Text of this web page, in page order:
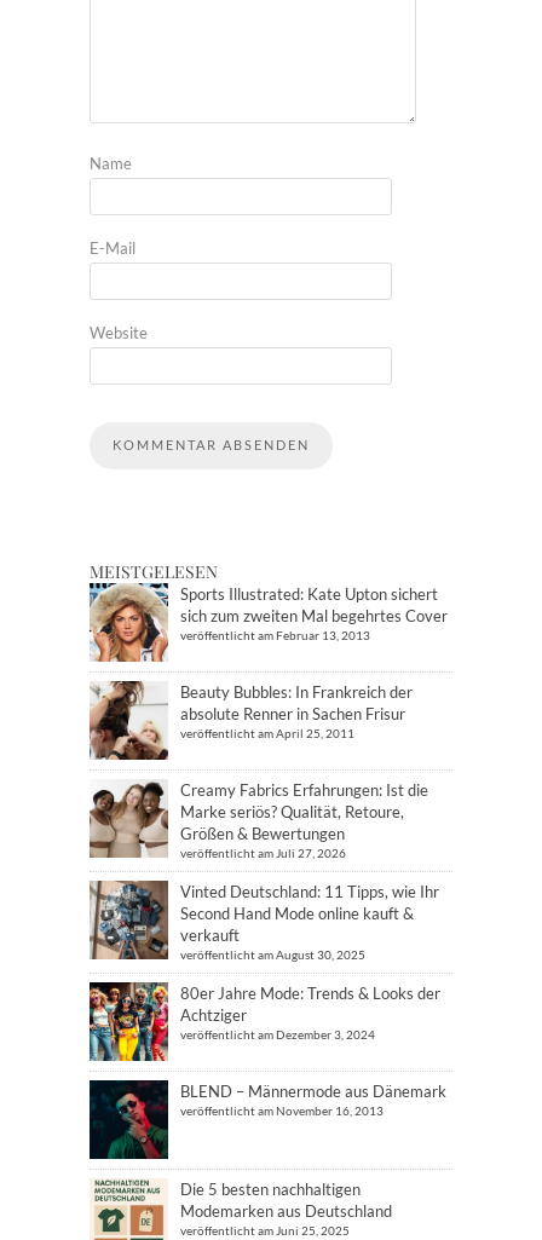
Name
E-Mail
Website
MEISTGELESEN
Sports Illustrated: Kate Upton sichert
sich zum zweiten Mal begehrtes Cover
veröffentlicht am Februar 13, 2013
Beauty Bubbles: In Frankreich der
absolute Renner in Sachen Frisur
veröffentlicht am April 25, 2011
Creamy Fabrics Erfahrungen: Ist die
Marke seriös? Qualität, Retoure,
Größen & Bewertungen
veröffentlicht am Juli 27, 2026
Vinted Deutschland: 11 Tipps, wie Ihr
Second Hand Mode online kauft &
verkauft
veröffentlicht am August 30, 2025
80er Jahre Mode: Trends & Looks der
Achtziger
veröffentlicht am Dezember 3, 2024
BLEND – Männermode aus Dänemark
veröffentlicht am November 16, 2013
Die 5 besten nachhaltigen
Modemarken aus Deutschland
veröffentlicht am Juni 25, 2025